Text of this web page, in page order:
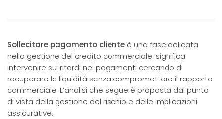
Sollecitare pagamento cliente è una fase delicata
nella gestione del credito commerciale: significa
intervenire sui ritardi nei pagamenti cercando di
recuperare la liquidità senza compromettere il rapporto
commerciale. L’analisi che segue è proposta dal punto
di vista della gestione del rischio e delle implicazioni
assicurative.